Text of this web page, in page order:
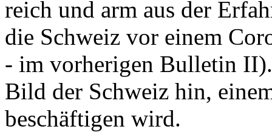
reich und arm aus der
die Schweiz vor einem
- im vorherigen Bulletin
Bild der Schweiz hin,
beschäftigen wird.